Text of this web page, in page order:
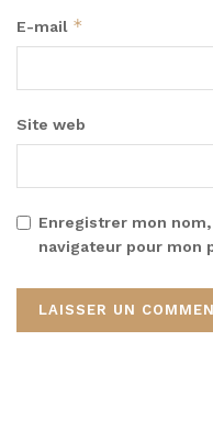
E-mail *
Site web
Enregistrer mon
navigateur pour mon